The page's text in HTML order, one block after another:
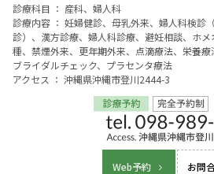
診療科目 ： 産科、婦人科
診療内容 ： 妊婦健診、母乳外来、婦人科検診
診）、漢方診療、婦人科診療、避妊相談、ホ
種、禁煙外来、更年期外来、点滴療法、栄養療
ブライダルチェック、プラセンタ療法
アクセス ： 沖縄県沖縄市登川2444-3
Web予約 お問